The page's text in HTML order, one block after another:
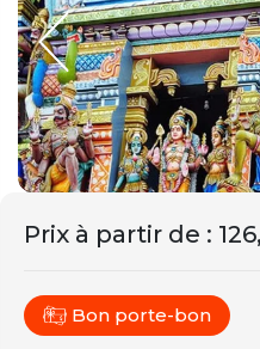
Prix ​​à partir de :
Bon porte-bon